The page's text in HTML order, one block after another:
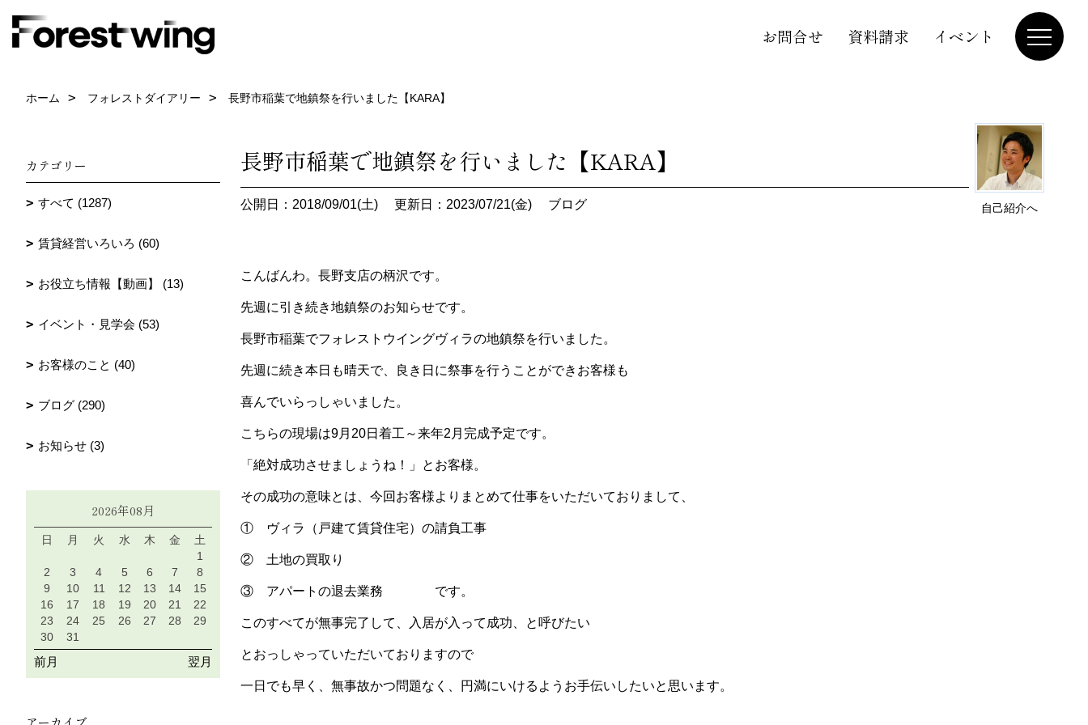
お問合せ 資料請求 イベント
ホーム フォレストダイアリー 長野市稲葉で地鎮祭を行いました【KARA】
自己紹介へ
長野市稲葉で地鎮祭を行いました【KARA】
公開日：2018/09/01(土) 更新日：2023/07/21(金) ブログ
こんばんわ。長野支店の柄沢です。
先週に引き続き地鎮祭のお知らせです。
長野市稲葉でフォレストウイングヴィラの地鎮祭を行いました。
先週に続き本日も晴天で、良き日に祭事を行うことができお客様も
喜んでいらっしゃいました。
こちらの現場は9月20日着工～来年2月完成予定です。
「絶対成功させましょうね！」とお客様。
その成功の意味とは、今回お客様よりまとめて仕事をいただいておりまして、
① ヴィラ（戸建て賃貸住宅）の請負工事
② 土地の買取り
③ アパートの退去業務 です。
このすべてが無事完了して、入居が入って成功、と呼びたい
とおっしゃっていただいておりますので
一日でも早く、無事故かつ問題なく、円満にいけるようお手伝いしたいと思います。
カテゴリー
すべて (1287)
賃貸経営いろいろ (60)
お役立ち情報【動画】 (13)
イベント・見学会 (53)
お客様のこと (40)
ブログ (290)
お知らせ (3)
2026年08月
日 月 火 水 木 金
土
1
2
3 4 5 6 7
8
9
10 11 12 13 14
15
16
17 18 19 20 21
22
23
24 25 26 27 28
29
30
31
前月 翌月